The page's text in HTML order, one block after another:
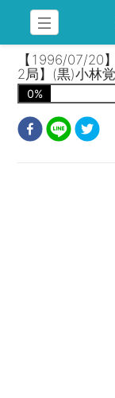
【1996/07/20
2局】(黒)小林
0%